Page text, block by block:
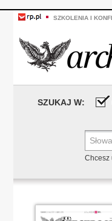
SZKOLENIA I
SZUKAJ W:
Chcesz